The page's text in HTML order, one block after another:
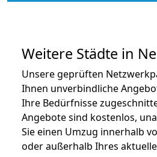
Weitere Städte in
Unsere geprüften
Ihnen unverbindliche
Ihre Bedürfnisse
Angebote sind kostenlos,
Sie einen Umzug innerhalb
oder außerhalb Ihres